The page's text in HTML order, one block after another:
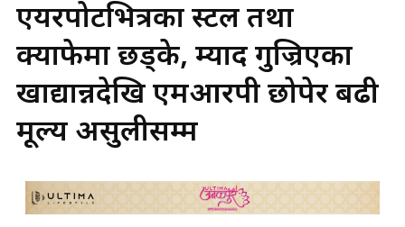
एयरपोर्टभित्रका स्टल तथा
क्याफेमा छड्के, म्याद गुज्रिएका
खाद्यान्नदेखि एमआरपी छोपेर बढी
मूल्य असुलीसम्म